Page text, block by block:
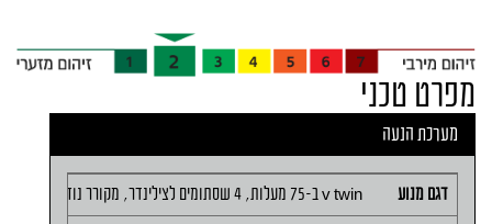
מפרט טכני
מערכת הנעה
דגם מנוע v twin ב-75 מעלות, 4 שסתומים לצילינדר, מקורר נוזל